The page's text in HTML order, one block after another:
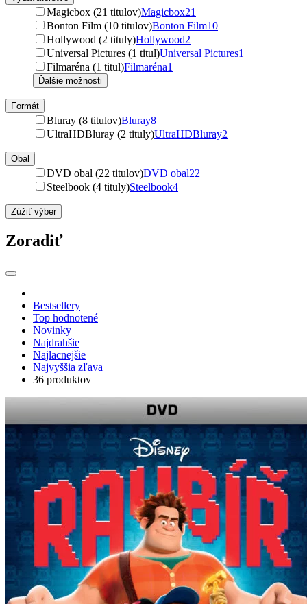
Magicbox (21 titulov)Magicbox21
Bonton Film (10 titulov)Bonton Film10
Hollywood (2 tituly)Hollywood2
Universal Pictures (1 titul)Universal Pictures1
Filmaréna (1 titul)Filmaréna1
Ďalšie možnosti
Formát
Bluray (8 titulov)Bluray8
UltraHDBluray (2 tituly)UltraHDBluray2
Obal
DVD obal (22 titulov)DVD obal22
Steelbook (4 tituly)Steelbook4
Zúžiť výber
Zoradiť
Bestsellery
Top hodnotené
Novinky
Najdrahšie
Najlacnejšie
Najvyššia zľava
36 produktov